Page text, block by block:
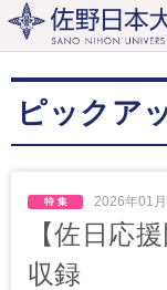
ピックア
2026年01
【佐日応
収録